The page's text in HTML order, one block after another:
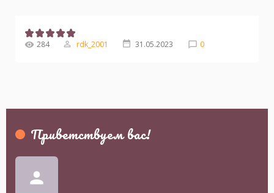
284 rdk_2001 31.05.2023 0
Приветствуем вас!
person